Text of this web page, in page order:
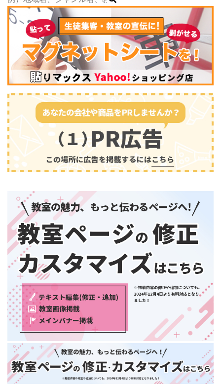
山梨県
長野県
岐阜県
静岡県
愛知県
三重県
関西
滋賀県
京都府
大阪府
兵庫県
奈良県
和歌山県
中国・四国
岡山県
広島県
山口県
徳島県
香川県
愛媛県
高知県
九州・沖縄
福岡県
佐賀県
長崎県
熊本県
大分県
宮崎県
鹿児島県
スポーツ・運動(2745)
音楽 (2413)
芸術 (179)